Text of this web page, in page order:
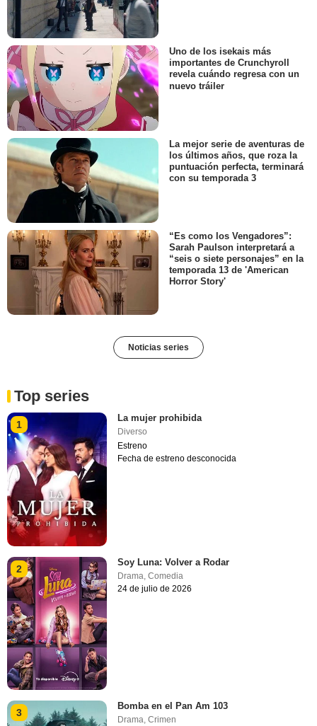
Uno de los isekais más
importantes de Crunchyroll
revela cuándo regresa con un
nuevo tráiler
La mejor serie de aventuras de
los últimos años, que roza la
puntuación perfecta, terminará
con su temporada 3
“Es como los Vengadores”:
Sarah Paulson interpretará a
“seis o siete personajes” en la
temporada 13 de 'American
Horror Story'
Noticias series
Top series
1
La mujer prohibida
Diverso
Estreno
Fecha de estreno desconocida
2
Soy Luna: Volver a Rodar
Drama ,Comedia
24 de julio de 2026
3
Bomba en el Pan Am 103
Drama,Crimen